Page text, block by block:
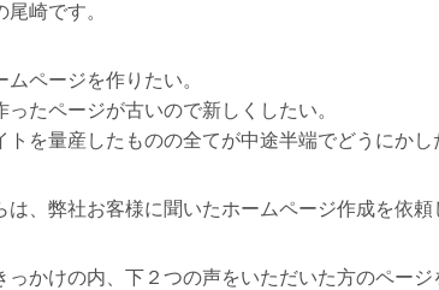
尾崎です。
ムページを作りたい。
ったページが古いので新しくしたい。
トを量産したものの全てが中途半端でどうにかし
は、弊社お客様に聞いたホームページ作成を依頼
っかけの内、下２つの声をいただいた方のペー